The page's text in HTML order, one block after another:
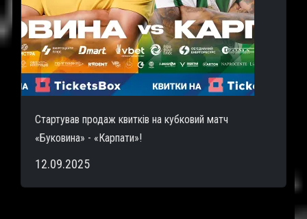
Стартував продаж квитків на кубковий матч
«Буковина» - «Карпати»!
12.09.2025